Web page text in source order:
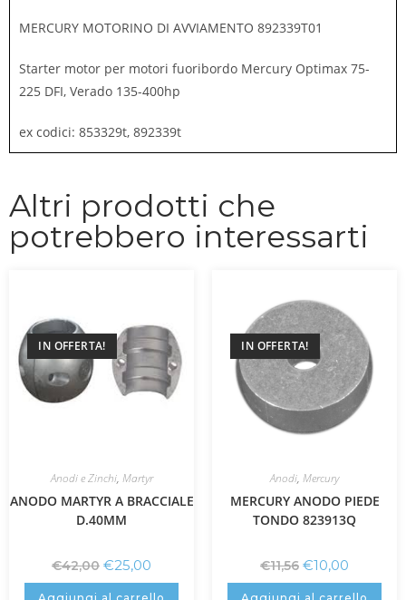
MERCURY MOTORINO DI AVVIAMENTO 892339T01
Starter motor per motori fuoribordo Mercury Optimax 75-
225 DFI, Verado 135-400hp
ex codici: 853329t, 892339t
Altri prodotti che
potrebbero interessarti
IN OFFERTA!
Anodi e Zinchi, Martyr
ANODO MARTYR A BRACCIALE
D.40MM
€42,00 €25,00
IN OFFERTA!
Anodi, Mercury
MERCURY ANODO PIEDE
TONDO 823913Q
€11,56 €10,00